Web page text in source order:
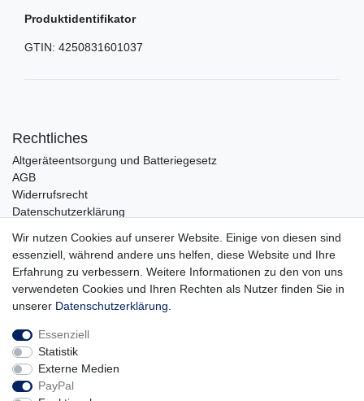
Produktidentifikator
GTIN: 4250831601037
Rechtliches
Altgeräteentsorgung und Batteriegesetz
AGB
Widerrufsrecht
Datenschutzerklärung
Impressum
Service
Zahlungsarten
Lieferung und Abholung
Unternehmen
Über uns
Karriere
Kontakt
Wir nutzen Cookies auf unserer Website. Einige von diesen sind
essenziell, während andere uns helfen, diese Website und Ihre
Erfahrung zu verbessern. Weitere Informationen zu den von uns
verwendeten Cookies und Ihren Rechten als Nutzer finden Sie in
unserer Daten­schutz­erklärung
Essenziell
Statistik
Externe Medien
PayPal